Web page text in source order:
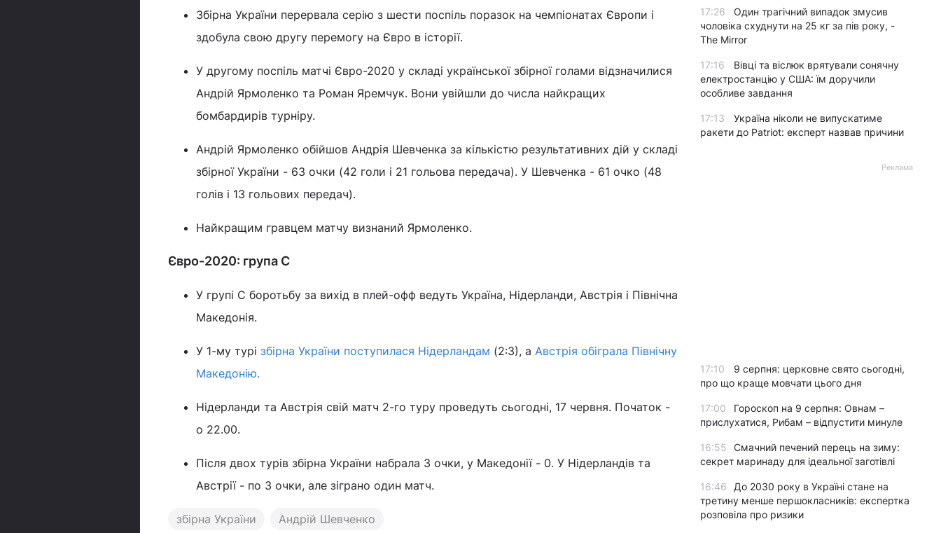
Збірна України перервала серію з шести поспіль поразок на чемпіонатах Європи і
здобула свою другу перемогу на Євро в історії.
У другому поспіль матчі Євро-2020 у складі української збірної голами відзначилися
Андрій Ярмоленко та Роман Яремчук. Вони увійшли до числа найкращих
бомбардирів турніру.
Андрій Ярмоленко обійшов Андрія Шевченка за кількістю результативних дій у складі
збірної України - 63 очки (42 голи і 21 гольова передача). У Шевченка - 61 очко (48
голів і 13 гольових передач).
Найкращим гравцем матчу визнаний Ярмоленко.
Євро-2020: група С
У групі С боротьбу за вихід в плей-офф ведуть Україна, Нідерланди, Австрія і Північна
Македонія.
У 1-му турі збірна України поступилася Нідерландам (2:3), а Австрія обіграла Північну
Македонію.
Нідерланди та Австрія свій матч 2-го туру проведуть сьогодні, 17 червня. Початок -
о 22.00.
Після двох турів збірна України набрала 3 очки, у Македонії - 0. У Нідерландів та
Австрії - по 3 очки, але зіграно один матч.
збірна України Андрій Шевченко
17:26
Один трагічний випадок змусив
чоловіка схуднути на 25 кг за пів року, -
The Mirror
17:16
Вівці та віслюк врятували сонячну
електростанцію у США: їм доручили
особливе завдання
17:13
Україна ніколи не випускатиме
ракети до Patriot: експерт назвав причини
Реклама
17:10
9 серпня: церковне свято сьогодні,
про що краще мовчати цього дня
17:00
Гороскоп на 9 серпня: Овнам –
прислухатися, Рибам – відпустити минуле
16:55
Смачний печений перець на зиму:
секрет маринаду для ідеальної заготівлі
16:46
До 2030 року в Україні стане на
третину менше першокласників: експертка
розповіла про ризики